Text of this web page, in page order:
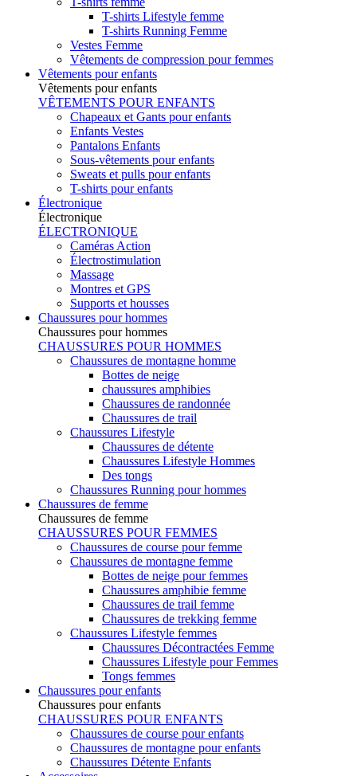
T-shirts Lifestyle femme
T-shirts Running Femme
Vestes Femme
Vêtements de compression pour femmes
Vêtements pour enfants
Vêtements pour enfants
VÊTEMENTS POUR ENFANTS
Chapeaux et Gants pour enfants
Enfants Vestes
Pantalons Enfants
Sous-vêtements pour enfants
Sweats et pulls pour enfants
T-shirts pour enfants
Électronique
Électronique
ÉLECTRONIQUE
Caméras Action
Électrostimulation
Massage
Montres et GPS
Supports et housses
Chaussures pour hommes
Chaussures pour hommes
CHAUSSURES POUR HOMMES
Chaussures de montagne homme
Bottes de neige
chaussures amphibies
Chaussures de randonnée
Chaussures de trail
Chaussures Lifestyle
Chaussures de détente
Chaussures Lifestyle Hommes
Des tongs
Chaussures Running pour hommes
Chaussures de femme
Chaussures de femme
CHAUSSURES POUR FEMMES
Chaussures de course pour femme
Chaussures de montagne femme
Bottes de neige pour femmes
Chaussures amphibie femme
Chaussures de trail femme
Chaussures de trekking femme
Chaussures Lifestyle femmes
Chaussures Décontractées Femme
Chaussures Lifestyle pour Femmes
Tongs femmes
Chaussures pour enfants
Chaussures pour enfants
CHAUSSURES POUR ENFANTS
Chaussures de course pour enfants
Chaussures de montagne pour enfants
Chaussures Détente Enfants